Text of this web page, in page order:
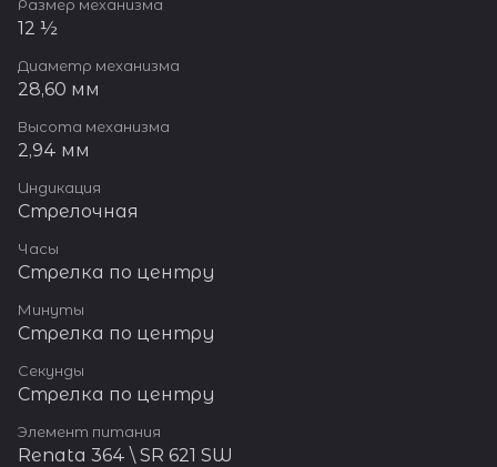
Размер механизма
12 ½
Диаметр механизма
28,60 мм
Высота механизма
2,94 мм
Индикация
Стрелочная
Часы
Стрелка по центру
Минуты
Стрелка по центру
Секунды
Стрелка по центру
Элемент питания
Renata 364 \ SR 621 SW